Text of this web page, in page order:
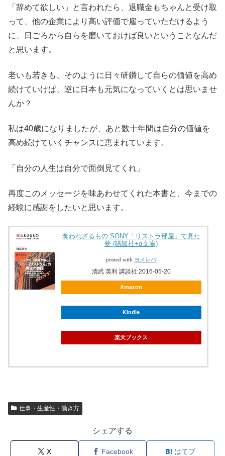
「辞めて欲しい」と言われたら、退職金もちゃんと受け取
って、他の企業により高い評価で雇っていただけるよう
に、日ごろから自らを磨いておけば良いということなんだ
と思います。
老いも若きも、そのように日々研鑽して自らの価値を高め
続けていけば、逆に日本も元気になっていくとは思いませ
んか？
私は40歳になりましたが、あと数十年間は自分の価値を
高め続けていくチャンスに恵まれています。
「自分の人生は自分で面倒見てくれ」
再度このメッセージを味あわせてくれた本書と、今までの
経験に感謝をしたいと思います。
奪われざるもの SONY「リストラ部屋」で見た
夢 (講談社+α文庫)
posted with ヨメレバ
清武 英利 講談社 2016-05-20
Amazon
Kindle
楽天ブックス
仕事・生産性・働き方
シェアする
X Facebook はてブ